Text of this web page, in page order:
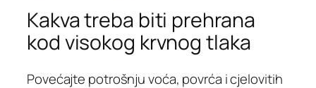
Kakva treba biti prehrana
kod visokog krvnog tlaka
Povećajte potrošnju voća, povrća i cjelovitih